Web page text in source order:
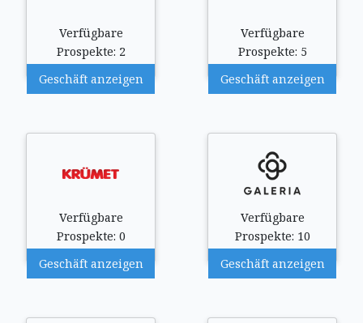
Verfügbare
Prospekte: 2
Geschäft anzeigen
Verfügbare
Prospekte: 5
Geschäft anzeigen
Verfügbare
Prospekte: 0
Geschäft anzeigen
Verfügbare
Prospekte: 10
Geschäft anzeigen